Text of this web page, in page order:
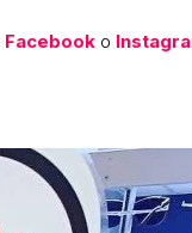
Facebook o